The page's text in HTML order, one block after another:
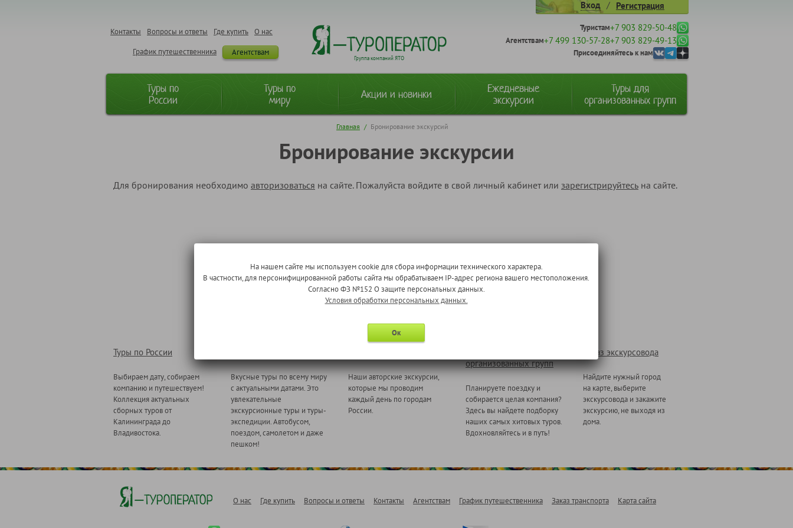
Вход / Регистрация
О нас
Где купить
Вопросы и ответы
Контакты
Агентствам
График путешественника
Группа компаний ЯТО
Туристам+7 903 829-50-48
Агентствам+7 499 130-57-28+7 903 829-49-13
Присоединяйтесь к нам
Туры по
России
Туры по
миру
Акции и новинки
Ежедневные
экскурсии
Туры для
организованных групп
Главная / Бронирование экскурсий
Бронирование экскурсии
Для бронирования необходимо авторизоваться на сайте. Пожалуйста войдите в свой личный кабинет или зарегистрируйтесь на сайте.
Туры по России
Выбираем дату, собираем
компанию и путешествуем!
Коллекция актуальных
сборных туров от
Калининграда до
Владивостока.
Вкусные туры по всему миру
с актуальными датами. Это
увлекательные
экскурсионные туры и туры-
экспедиции. Автобусом,
поездом, самолетом и даже
пешком!
Наши авторские экскурсии,
которые мы проводим
каждый день по городам
России.
организованных групп
Планируете поездку и
собирается целая компания?
Здесь вы найдете подборку
наших самых хитовых туров.
Вдохновляйтесь и в путь!
Заказ экскурсовода
Найдите нужный город
на карте, выберите
экскурсовода и закажите
экскурсию, не выходя из
дома.
О нас Где купить Вопросы и ответы Контакты Агентствам График путешественника Заказ транспорта Карта сайта
На нашем сайте мы используем cookie для сбора информации технического характера.
В частности, для персонифицированной работы сайта мы обрабатываем IP-адрес региона вашего местоположения.
Согласно ФЗ №152 О защите персональных данных.
Условия обработки персональных данных.
Ок